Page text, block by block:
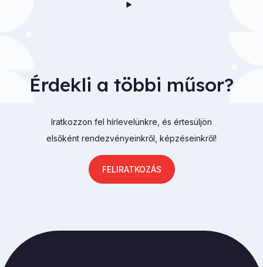
Érdekli a többi műsor?
Iratkozzon fel hírlevelünkre, és értesüljön
elsőként rendezvényeinkről, képzéseinkről!
FELIRATKOZÁS